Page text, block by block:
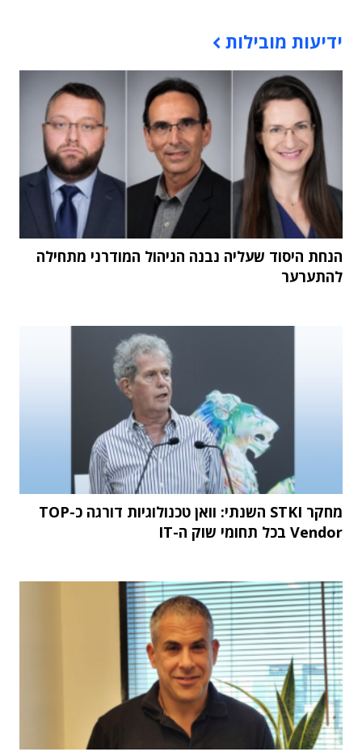
ידיעות מובילות
הנחת היסוד שעליה נבנה הניהול המודרני מתחילה
להתערער
מחקר STKI השנתי: וואן טכנולוגיות דורגה כ-TOP
Vendor בכל תחומי שוק ה-IT